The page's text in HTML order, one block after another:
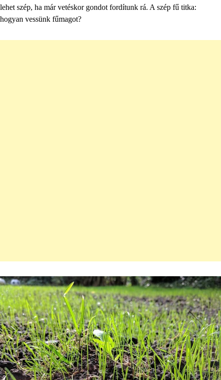
lehet szép, ha már vetéskor gondot fordítunk rá. A szép fű titka:
hogyan vessünk fűmagot?